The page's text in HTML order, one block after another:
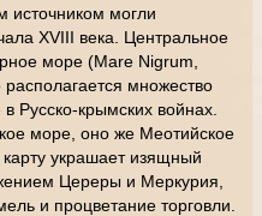
могли
XVIII века. Центральное
море (Mare Nigrum,
располагается множество
Русско-крымских войнах.
море, оно же Меотийское
украшает изящный
Цереры и Меркурия,
и процветание торговли.